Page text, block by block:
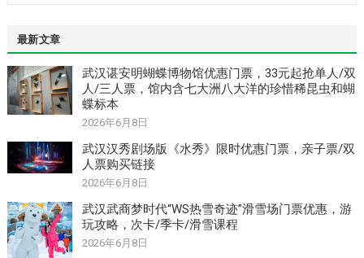
最新文章
武汉谌安明蝴蝶博物馆优惠门票，33元起抢单人/双
人/三人票，馆内含七大洲八大洋的珍惜稀昆虫和蝴
蝶标本
2026年6月8日
武汉汉秀剧场版《水秀》限时优惠门票，亲子票/双
人票购买链接
2026年6月8日
武汉武商梦时代“WS热雪奇迹”滑雪场门票优惠，游
玩攻略，次卡/季卡/滑雪课程
2026年6月8日